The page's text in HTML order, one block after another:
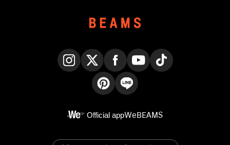
Official appWeBEAMS